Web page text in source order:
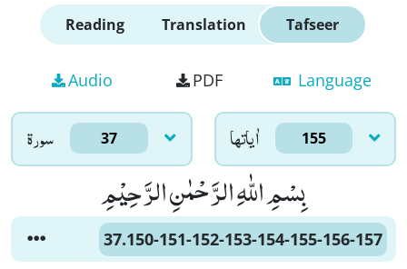
Reading Translation Tafseer
Audio PDF Language
سورۃ 37 اٰياتها 155
بِسْمِ اللّٰهِ الرَّحْمٰنِ الرَّحِیْمِ
37.150-151-152-153-154-155-156-157